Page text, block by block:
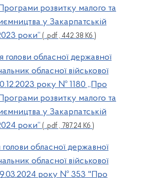
розвитку малого та
у Закарпатській
роки“ ( .pdf , 442.38 Кб )
голови обласної державної
обласної військової
року № 1180 ,,Про
розвитку малого та
у Закарпатській
роки“ ( .pdf , 787.24 Кб )
обласної державної
обласної військової
29.03.2024 року № 353 "Про